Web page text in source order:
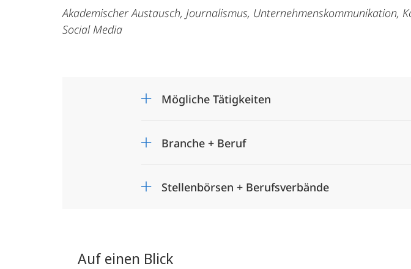
Akademischer Austausch, Journalismus, Unternehmenskommunikation,
Social Media
Mögliche Tätigkeiten
Branche + Beruf
Stellenbörsen + Berufsverbände
Auf einen Blick